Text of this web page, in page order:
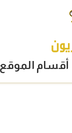
أقسام الموقع